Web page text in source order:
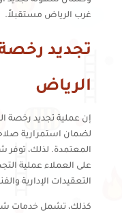
غرب الرياض مستقبلاً.
تجديد
الرياض
إن عملية تجديد رخصة
لضمان استمرارية
المعتمدة. لذلك،
على العملاء عملية
التعقيدات الإدارية
كذلك، تشمل خدمات